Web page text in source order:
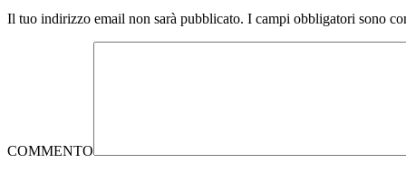
Il tuo indirizzo email non sarà pubblicato. I campi obbligatori sono
COMMENTO